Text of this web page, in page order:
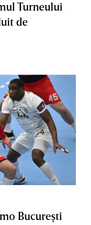
Turneului
de
Bucureşti